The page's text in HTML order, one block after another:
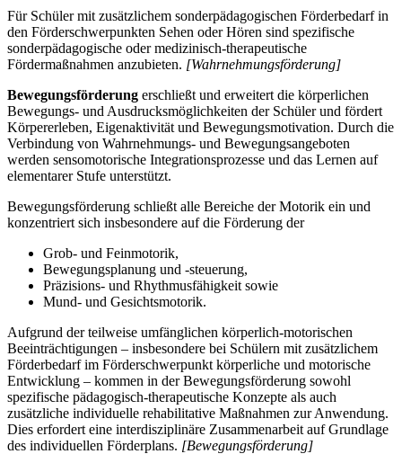
Für Schüler mit zusätzlichem sonderpädagogischen Förderbedarf in
den Förderschwerpunkten Sehen oder Hören sind spezifische
sonderpädagogische oder medizinisch-therapeutische
Fördermaßnahmen anzubieten. [Wahrnehmungsförderung]
Bewegungsförderung erschließt und erweitert die körperlichen
Bewegungs- und Ausdrucksmöglichkeiten der Schüler und fördert
Körpererleben, Eigenaktivität und Bewegungsmotivation. Durch die
Verbindung von Wahrnehmungs- und Bewegungsangeboten
werden sensomotorische Integrationsprozesse und das Lernen auf
elementarer Stufe unterstützt.
Bewegungsförderung schließt alle Bereiche der Motorik ein und
konzentriert sich insbesondere auf die Förderung der
Grob- und Feinmotorik,
Bewegungsplanung und -steuerung,
Präzisions- und Rhythmusfähigkeit sowie
Mund- und Gesichtsmotorik.
Aufgrund der teilweise umfänglichen körperlich-motorischen
Beeinträchtigungen – insbesondere bei Schülern mit zusätzlichem
Förderbedarf im Förderschwerpunkt körperliche und motorische
Entwicklung – kommen in der Bewegungsförderung sowohl
spezifische pädagogisch-therapeutische Konzepte als auch
zusätzliche individuelle rehabilitative Maßnahmen zur Anwendung.
Dies erfordert eine interdisziplinäre Zusammenarbeit auf Grundlage
des individuellen Förderplans. [Bewegungsförderung]